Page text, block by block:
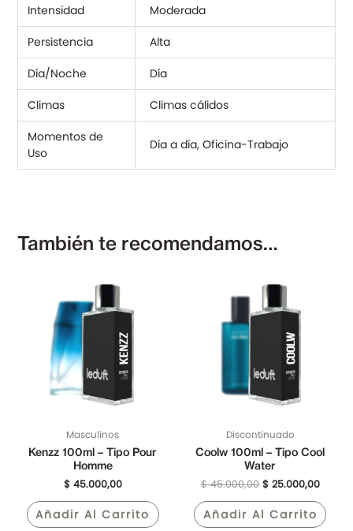
Intensidad
Moderada
Persistencia
Alta
Día/Noche
Día
Climas
Climas cálidos
Momentos de
Uso
Día a día, Oficina-Trabajo
También te recomendamos…
Masculinos
Kenzz 100ml – Tipo Pour
Homme
$ 45.000,00
Añadir Al Carrito
Discontinuado
Coolw 100ml – Tipo Cool
Water
$45.000,00
precio
original
era:
$ 45.000,00.
$ 25.000,00
Añadir Al Carrito